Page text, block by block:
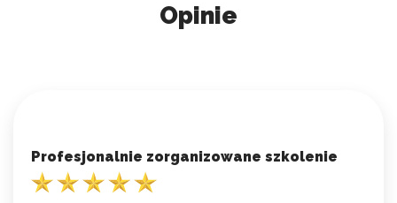
Opinie
Profesjonalnie zorganizowane szkolenie